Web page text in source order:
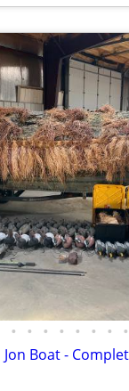
• • • • • • • •